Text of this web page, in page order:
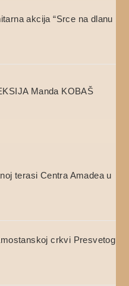
akcija “Srce na dlanu
Manda KOBAŠ
terasi Centra Amadea u
crkvi Presvetog